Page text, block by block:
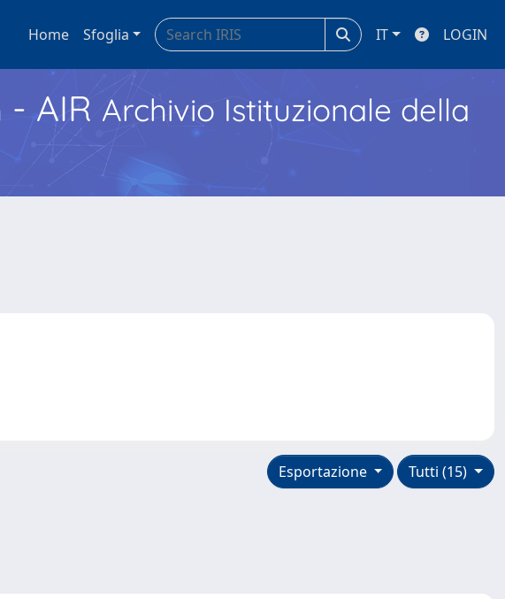
Home Sfoglia IT LOGIN
- AIR Archivio Istituzionale della
Tutti (15)
Esportazione